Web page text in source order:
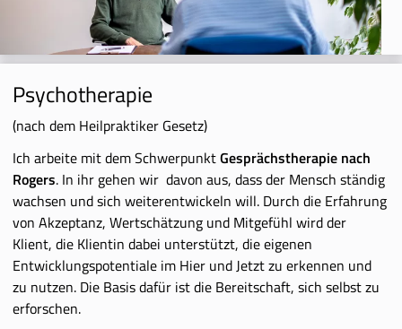
Psychotherapie
(nach dem Heilpraktiker Gesetz)
Ich arbeite mit dem SchwerpunktGesprächstherapie nach
Rogers. In ihr gehen wir davon aus, dass der Mensch ständig
wachsen und sich weiterentwickeln will. Durch die Erfahrung
von Akzeptanz, Wertschätzung und Mitgefühl wird der
Klient, die Klientin dabei unterstützt, die eigenen
Entwicklungspotentiale im Hier und Jetzt zu erkennen und
zu nutzen. Die Basis dafür ist die Bereitschaft, sich selbst zu
erforschen.